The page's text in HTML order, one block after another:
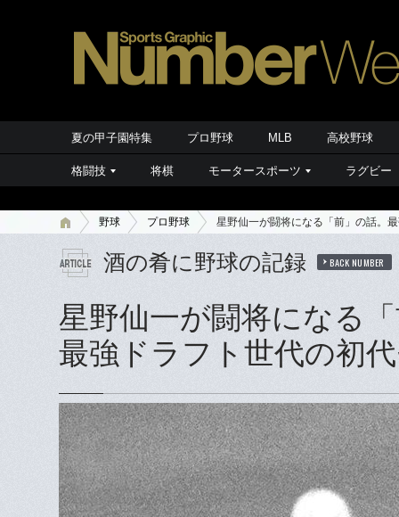
夏の甲子園特集 プロ野球 MLB 高校野球
格闘技 将棋 モータースポーツ ラグビー
野球 プロ野球 星野仙一が闘将になる「前」の話。
酒の肴に野球の記録 BACK NUMBER
星野仙一が闘将になる
最強ドラフト世代の初